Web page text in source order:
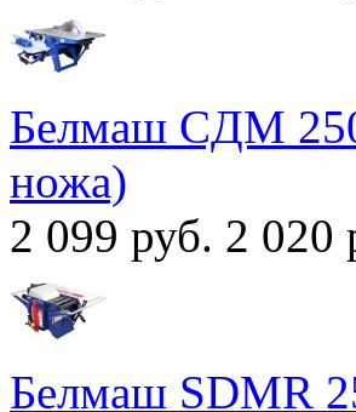
Белмаш CДМ
ножа)
2 099 руб. 2 020
Белмаш SDMR